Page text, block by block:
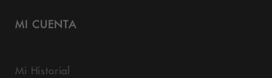
MI CUENTA
Mi Historial